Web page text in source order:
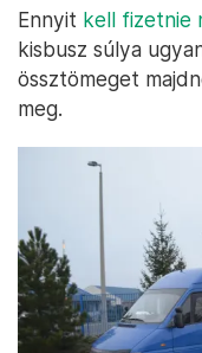
Ennyit kell fizetnie
kisbusz súlya
össztömeget
meg.